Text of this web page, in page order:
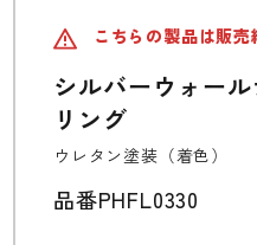
階段
カウンター
洗面・キッチン
造作用材
初めての方へ
プロユーザー向
Corporate
採用情報
こちらの製品は販
シルバーウォー
リング
ウレタン塗装（着色）
品番PHFL0330